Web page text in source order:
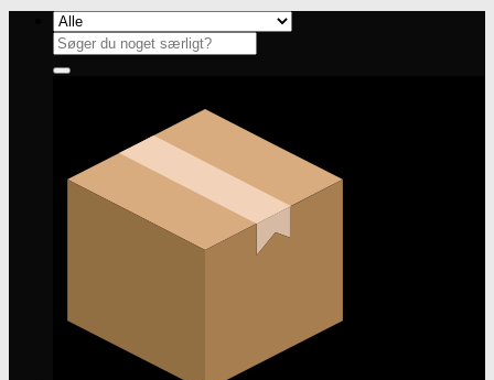
Fortsæt
indhold
Søg
efter: